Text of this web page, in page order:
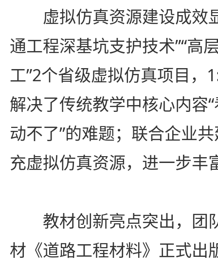
虚拟仿真资源建设成效
通工程深基坑支护技术”“高
工”2个省级虚拟仿真项目，
解决了传统教学中核心内容
动不了”的难题；联合企业
充虚拟仿真资源，进一步丰
教材创新亮点突出，团
材《道路工程材料》正式出